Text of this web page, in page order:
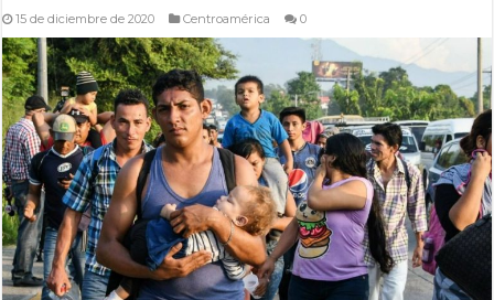
15 de diciembre de 2020 Centroamérica 0